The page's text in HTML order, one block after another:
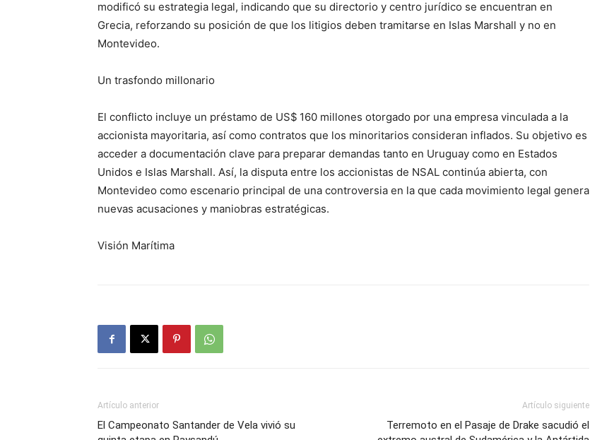
modificó su estrategia legal, indicando que su directorio y centro jurídico se encuentran en
Grecia, reforzando su posición de que los litigios deben tramitarse en Islas Marshall y no en
Montevideo.
Un trasfondo millonario
El conflicto incluye un préstamo de US$ 160 millones otorgado por una empresa vinculada a la
accionista mayoritaria, así como contratos que los minoritarios consideran inflados. Su objetivo es
acceder a documentación clave para preparar demandas tanto en Uruguay como en Estados
Unidos e Islas Marshall. Así, la disputa entre los accionistas de NSAL continúa abierta, con
Montevideo como escenario principal de una controversia en la que cada movimiento legal genera
nuevas acusaciones y maniobras estratégicas.
Visión Marítima
Artículo anterior
El Campeonato Santander de Vela vivió su
Artículo siguiente
Terremoto en el Pasaje de Drake sacudió el